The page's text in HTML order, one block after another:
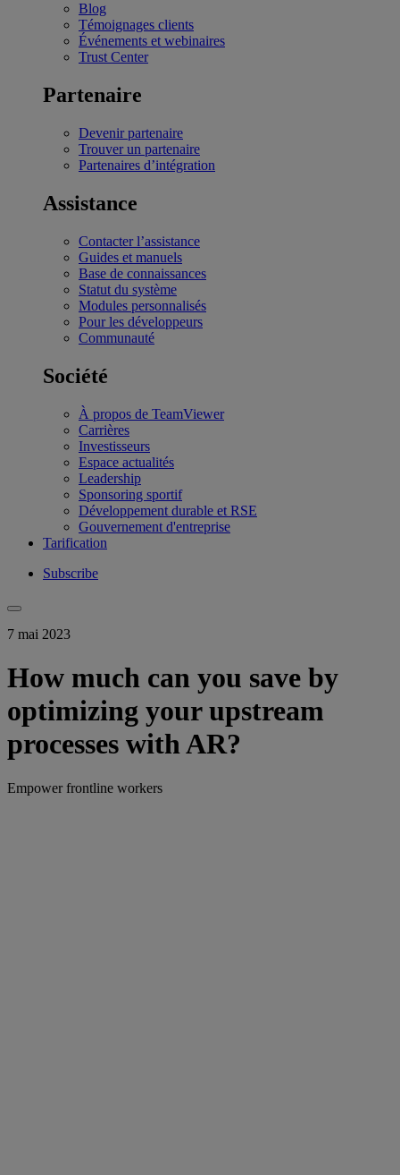
Blog
Témoignages clients
Événements et webinaires
Trust Center
Partenaire
Devenir partenaire
Trouver un partenaire
Partenaires d’intégration
Assistance
Contacter l’assistance
Guides et manuels
Base de connaissances
Statut du système
Modules personnalisés
Pour les développeurs
Communauté
Société
À propos de TeamViewer
Carrières
Investisseurs
Espace actualités
Leadership
Sponsoring sportif
Développement durable et RSE
Gouvernement d'entreprise
Tarification
Subscribe
7 mai 2023
How much can you save by
optimizing your upstream
processes with AR?
Empower frontline workers